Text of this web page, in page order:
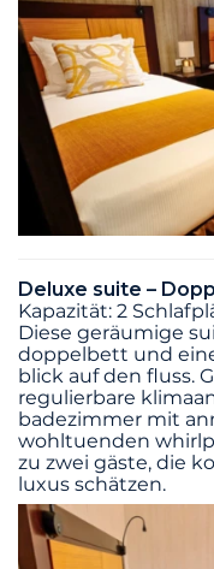
Deluxe suite –
Kapazität: 2
Diese geräumige
doppelbett und
blick auf den fluss.
regulierbare
badezimmer mit
wohltuenden
zu zwei gäste, die
luxus schätzen.